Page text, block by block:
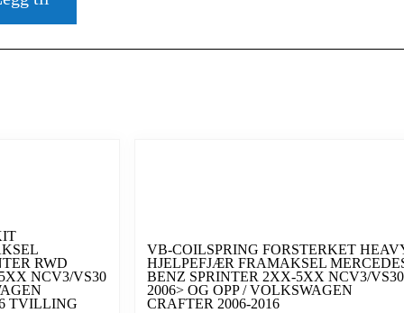
RWD
NCV3/VS30
TVILLING
VB-COILSPRING FORSTERKET
HJELPEFJÆR FRAMAKSEL
BENZ SPRINTER 2XX-5XX NCV3/VS30
2006> OG OPP / VOLKSWAGEN
CRAFTER 2006-2016